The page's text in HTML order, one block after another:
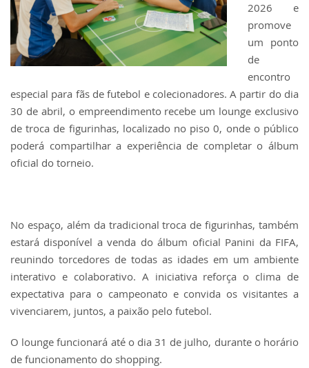
2026 e
promove
um ponto
de
encontro
especial para fãs de futebol e colecionadores. A partir do dia
30 de abril, o empreendimento recebe um lounge exclusivo
de troca de figurinhas, localizado no piso 0, onde o público
poderá compartilhar a experiência de completar o álbum
oficial do torneio.
No espaço, além da tradicional troca de figurinhas, também
estará disponível a venda do álbum oficial Panini da FIFA,
reunindo torcedores de todas as idades em um ambiente
interativo e colaborativo. A iniciativa reforça o clima de
expectativa para o campeonato e convida os visitantes a
vivenciarem, juntos, a paixão pelo futebol.
O lounge funcionará até o dia 31 de julho, durante o horário
de funcionamento do shopping.